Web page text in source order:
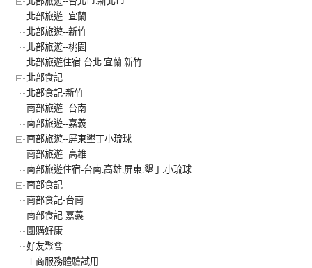
北部旅遊--宜蘭
北部旅遊--新竹
北部旅遊--桃園
北部旅遊住宿-台北.宜蘭.新竹
北部食記
北部食記-新竹
南部旅遊--台南
南部旅遊--嘉義
南部旅遊--屏東墾丁小琉球
南部旅遊--高雄
南部旅遊住宿-台南.高雄.屏東.墾丁.小琉球
南部食記
南部食記-台南
南部食記-嘉義
團購好康
好友聚會
工商服務體驗試用